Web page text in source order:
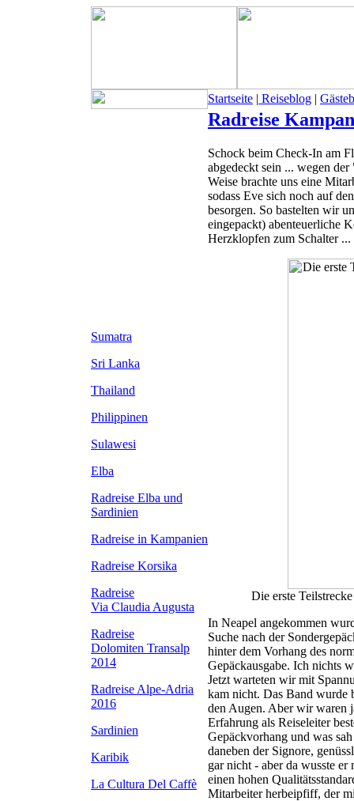
Startseite | Reiseblog |
Sumatra
Sri Lanka
Thailand
Philippinen
Sulawesi
Elba
Radreise Elba und
Sardinien
Radreise in Kampanien
Radreise Korsika
Radreise
Via Claudia Augusta
Radreise
Dolomiten Transalp
2014
Radreise Alpe-Adria
2016
Sardinien
Karibik
La Cultura Del Caffè
Radreise
Schock beim Check-In am
abgedeckt sein ... wegen
Weise brachte uns eine
sodass Eve sich noch auf
besorgen. So bastelten wir
eingepackt) abenteuerliche
Herzklopfen zum Schalter
Die erste
In Neapel angekommen
Suche nach der
hinter dem Vorhang des
Gepäckausgabe. Ich nichts
Jetzt warteten wir mit
kam nicht. Das Band wurde
den Augen. Aber wir waren
Erfahrung als Reiseleiter
Gepäckvorhang und was
daneben der Signore,
gar nicht - aber da wusste
einen hohen
Mitarbeiter herbeipfiff, der